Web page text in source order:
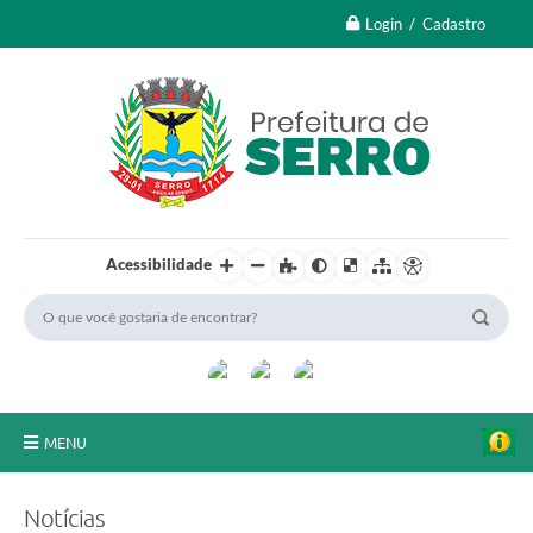
Login / Cadastro
Acessibilidade
MENU
Notícias